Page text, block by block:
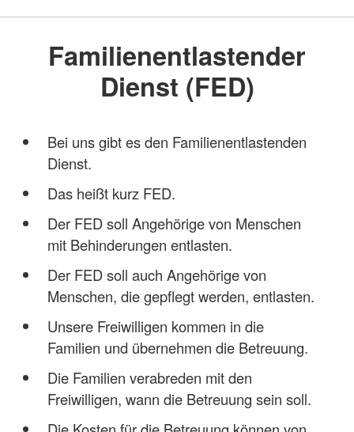
Familienentlastender
Dienst (FED)
Bei uns gibt es den Familienentlastenden
Dienst.
Das heißt kurz FED.
Der FED soll Angehörige von Menschen
mit Behinderungen entlasten.
Der FED soll auch Angehörige von
Menschen, die gepflegt werden, entlasten.
Unsere Freiwilligen kommen in die
Familien und übernehmen die Betreuung.
Die Familien verabreden mit den
Freiwilligen, wann die Betreuung sein soll.